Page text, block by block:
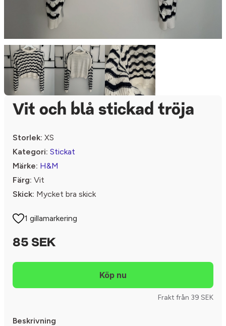
Vit och blå stickad tröja
Storlek: XS
Kategori: Stickat
Märke: H&M
Färg: Vit
Skick: Mycket bra skick
1 gillamarkering
85 SEK
Frakt från 39 SEK
Beskrivning